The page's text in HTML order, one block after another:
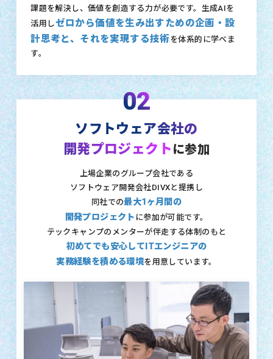
課題を解決し、価値を創造する力が必要です。生成AIを
活用しゼロから価値を生み出すための企画・設
計思考と、それを実現する技術を体系的に学べま
す。
02
ソフトウェア会社の
開発プロジェクト に参加
上場企業のグループ会社である
ソフトウェア開発会社DIVXと提携し
同社での最大1ヶ月間の
開発プロジェクト に参加が可能です。
テックキャンプのメンターが伴走する体制のもと
初めてでも安心してITエンジニアの
実務経験を積める環境を用意しています。